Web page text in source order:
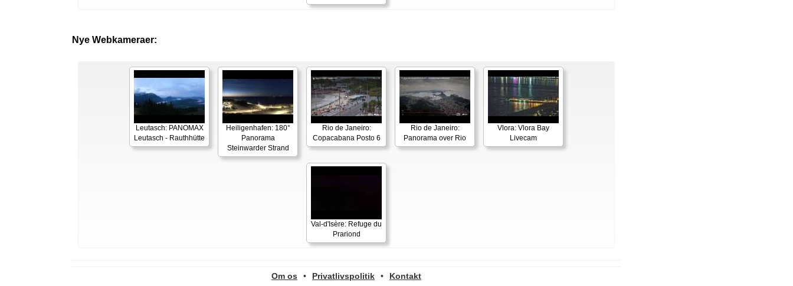
Nye Webkameraer:
Leutasch: PANOMAX
Leutasch - Rauthhütte
Heiligenhafen: 180°
Panorama
Steinwarder Strand
Rio de Janeiro:
Copacabana Posto 6
Rio de Janeiro:
Panorama over Rio
Vlora: Vlora Bay
Livecam
Val-d'Isère: Refuge du
Prariond
Om os • Privatlivspolitik • Kontakt